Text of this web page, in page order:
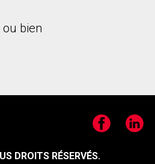
ou bien
FacebookLinkedIn
DROITS RÉSERVÉS.